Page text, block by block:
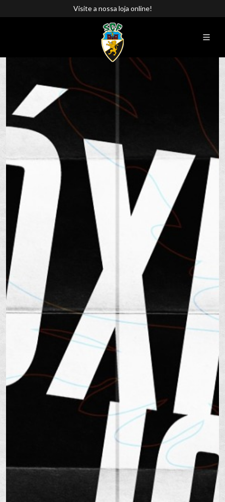
Visite a nossa loja online!